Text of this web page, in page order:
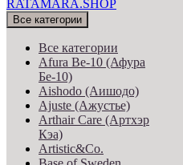
Все категории
Все категории
Afura Be-10 (Афура
Бе-10)
Aishodo (Аишодо)
Ajuste (Ажустье)
Arthair Care (Артхэр
Кэа)
Artistic&Co.